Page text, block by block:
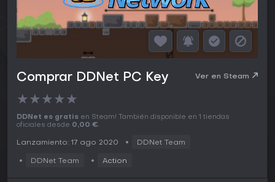
Comprar DDNet PC Key Ver en Steam
★★★★★
DDNet es gratis en Steam! También disponible en 1 tiendas
oficiales desde 0,00 €.
Lanzamiento: 17 ago 2020 DDNet Team
DDNet Team Action